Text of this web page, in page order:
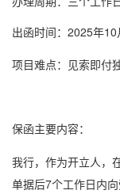
出函时间：2025年10
项目难点：见索即付
保函主要内容：
我行，作为开立人，
单据后7个工作日内